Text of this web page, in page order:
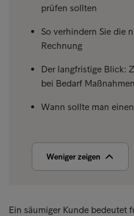
prüfen sollten
So verhindern Sie die
Rechnung
Der langfristige Blick:
bei Bedarf
Wann sollte man
Weniger zeigen
Ein säumiger Kunde bedeutet